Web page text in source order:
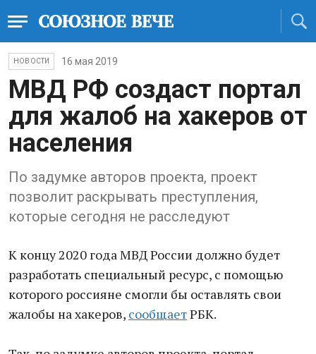
НОВОСТИ 16 мая 2019
МВД РФ создаст портал
для жалоб на хакеров от
населения
По задумке авторов проекта, проект
позволит раскрывать преступления,
которые сегодня не расследуют
К концу 2020 года МВД России должно будет
разработать специальный ресурс, с помощью
которого россияне смогли бы оставлять свои
жалобы на хакеров, сообщаетРБК.